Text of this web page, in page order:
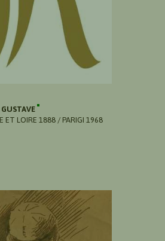
ET LOIRE 1888 / PARIGI 1968